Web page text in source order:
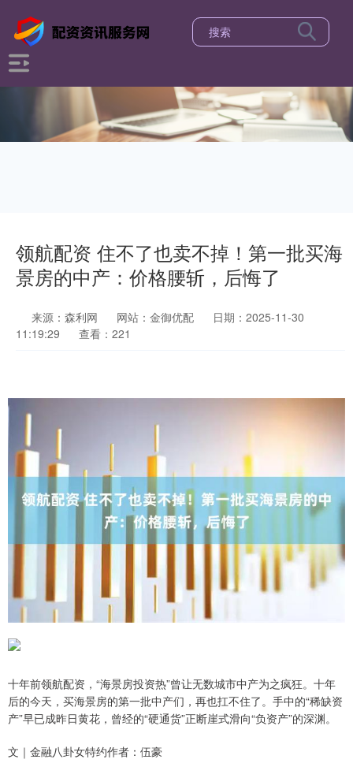
领航配资 住不了也卖不掉！第一批买海
景房的中产：价格腰斩，后悔了
来源：森利网 网站：金御优配
日期：2025-11-30
11:19:29
查看：221
十年前领航配资，“海景房投资热”曾让无数城市中产为之疯狂。十年
后的今天，买海景房的第一批中产们，再也扛不住了。手中的“稀缺资
产”早已成昨日黄花，曾经的“硬通货”正断崖式滑向“负资产”的深渊。
文｜金融八卦女特约作者：伍豪